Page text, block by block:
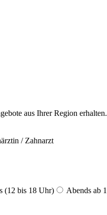
aus Ihrer Region erhalten.
/ Zahnarzt
(12 bis 18 Uhr)
Abends ab